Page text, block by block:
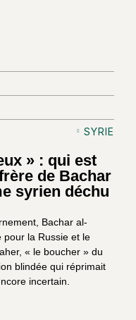
SYRIE
» : qui est
de Bachar
syrien déchu
Bachar al-
pour la Russie et le
« le boucher » du
blindée qui réprimait
incertain.